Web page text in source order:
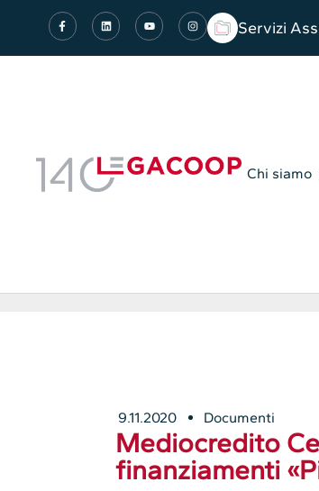
Servizi
Chi siamo
9.11.2020 Documenti
Mediocredito
finanziamenti